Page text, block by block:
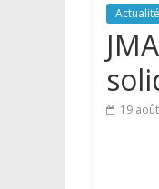
Actualité
19